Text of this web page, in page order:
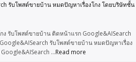
รับโพสต์ขายบ้าน หมดปัญหาเรื่องโกง โดยบริษัทชั้น
ง รับโพสต์ขายบ้าน ติดหน้าแรก Google&AISearch
รับโพสต์ขายบ้าน หมดปัญหาเรื่อง
…Read more